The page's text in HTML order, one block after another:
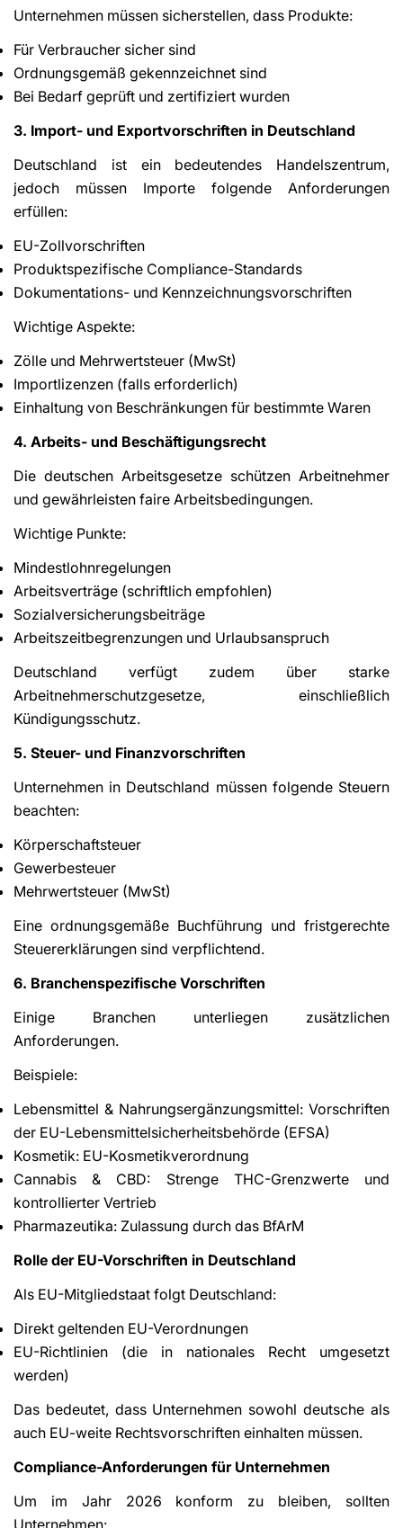
Unternehmen müssen sicherstellen, dass Produkte:
Für Verbraucher sicher sind
Ordnungsgemäß gekennzeichnet sind
Bei Bedarf geprüft und zertifiziert wurden
3. Import- und Exportvorschriften in Deutschland
Deutschland ist ein bedeutendes Handelszentrum,
jedoch müssen Importe folgende Anforderungen
erfüllen:
EU-Zollvorschriften
Produktspezifische Compliance-Standards
Dokumentations- und Kennzeichnungsvorschriften
Wichtige Aspekte:
Zölle und Mehrwertsteuer (MwSt)
Importlizenzen (falls erforderlich)
Einhaltung von Beschränkungen für bestimmte Waren
4. Arbeits- und Beschäftigungsrecht
Die deutschen Arbeitsgesetze schützen Arbeitnehmer
und gewährleisten faire Arbeitsbedingungen.
Wichtige Punkte:
Mindestlohnregelungen
Arbeitsverträge (schriftlich empfohlen)
Sozialversicherungsbeiträge
Arbeitszeitbegrenzungen und Urlaubsanspruch
Deutschland verfügt zudem über starke
Arbeitnehmerschutzgesetze, einschließlich
Kündigungsschutz.
5. Steuer- und Finanzvorschriften
Unternehmen in Deutschland müssen folgende Steuern
beachten:
Körperschaftsteuer
Gewerbesteuer
Mehrwertsteuer (MwSt)
Eine ordnungsgemäße Buchführung und fristgerechte
Steuererklärungen sind verpflichtend.
6. Branchenspezifische Vorschriften
Einige Branchen unterliegen zusätzlichen
Anforderungen.
Beispiele:
Lebensmittel & Nahrungsergänzungsmittel: Vorschriften
der EU-Lebensmittelsicherheitsbehörde (EFSA)
Kosmetik: EU-Kosmetikverordnung
Cannabis & CBD: Strenge THC-Grenzwerte und
kontrollierter Vertrieb
Pharmazeutika: Zulassung durch das BfArM
Rolle der EU-Vorschriften in Deutschland
Als EU-Mitgliedstaat folgt Deutschland:
Direkt geltenden EU-Verordnungen
EU-Richtlinien (die in nationales Recht umgesetzt
werden)
Das bedeutet, dass Unternehmen sowohl deutsche als
auch EU-weite Rechtsvorschriften einhalten müssen.
Compliance-Anforderungen für Unternehmen
Um im Jahr 2026 konform zu bleiben, sollten
Unternehmen: